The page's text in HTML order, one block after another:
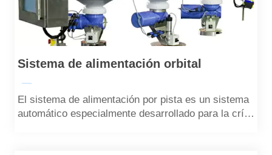
Sistema de alimentación orbital
—
El sistema de alimentación por pista es un sistema
automático especialmente desarrollado para la cría